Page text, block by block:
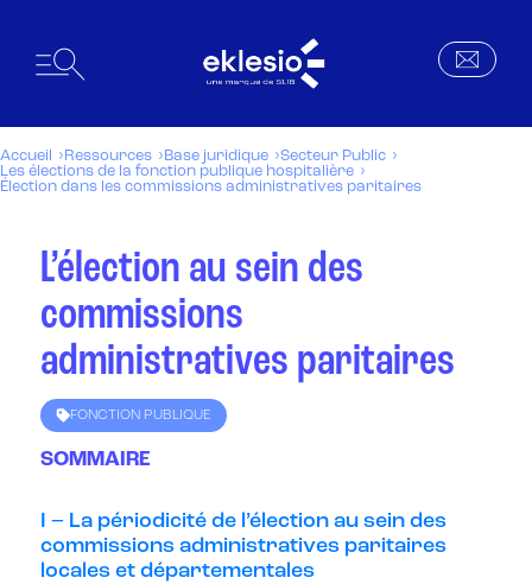
Accueil Ressources Base juridique
Secteur Public
Les élections de la fonction publique hospitalière
Élection dans les commissions administratives paritaires
L’élection au sein des
commissions
administratives paritaires
FONCTION PUBLIQUE
SOMMAIRE
I – La périodicité de l’élection au sein des
commissions administratives paritaires
locales et départementales